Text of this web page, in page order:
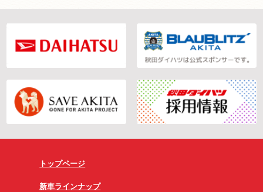
トップページ
新車ラインナップ